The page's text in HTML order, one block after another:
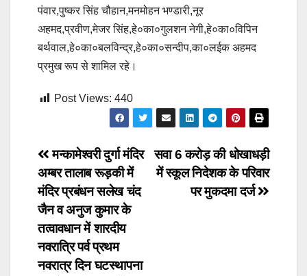
पंवार,पुष्कर सिंह चौहान,मनमोहन भण्डारी,नूर
अहमद,प्रवीण,मेजर सिंह,हे०का०गुलशन नेगी,हे०का०विपिन
बर्थवाल,हे०का०बलविन्द्र,हे०का०सन्दीप,का०लईक अहमद
प्रमुख रूप से शामिल रहे।
Post Views: 440
Post
navigation
सवा 6 करोड़ की धोखाधड़ी
में स्कूल निदेशक के परिवार
पर मुकदमा दर्ज
मन्कामेश्वरी दुर्गा मंदिर
अम्बर तालाब रूड़की में
मंदिर प्रबंधन सलेख चंद
जैन व अनुज कुमार के
तत्वावधान में शारदीय
नवरात्रि पर्व प्रथम
नवरात्र दिन घटस्थापना